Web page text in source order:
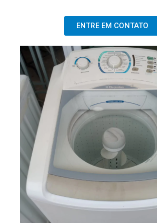
ENTRE EM CONTATO